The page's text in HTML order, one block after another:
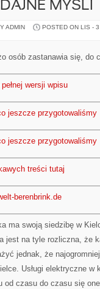
MYŚLI
ADMIN POSTED ON LIS -
osób zastanawia się, do
wersji wpisu
jeszcze przygotowaliśmy
jeszcze przygotowaliśmy
treści tutaj
berenbrink.de
ma swoją siedzibę w
jest na tyle rozliczna, że
jednak, że
Usługi elektryczne
od czasu do czasu się